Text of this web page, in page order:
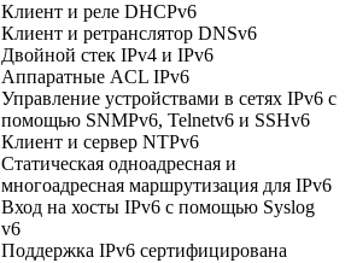
Клиент и реле DHCPv6
Клиент и ретранслятор DNSv6
Двойной стек IPv4 и IPv6
Аппаратные ACL IPv6
Управление устройствами в сетях IPv6 с
помощью SNMPv6, Telnetv6 и SSHv6
Клиент и сервер NTPv6
Статическая одноадресная и
многоадресная маршрутизация для IPv6
Вход на хосты IPv6 с помощью Syslog
v6
Поддержка IPv6 сертифицирована